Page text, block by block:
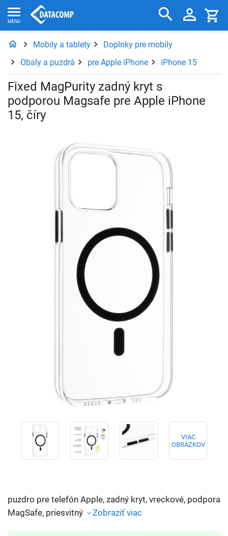
Mobily a tablety
Doplnky pre mobily
Obaly a puzdrá
pre Apple iPhone iPhone 15
Fixed MagPurity zadný kryt s
podporou Magsafe pre Apple iPhone
15, číry
VIAC
OBRÁZKOV
puzdro pre telefón Apple, zadný kryt, vreckové, podpora
MagSafe, priesvitný
Zobraziť viac